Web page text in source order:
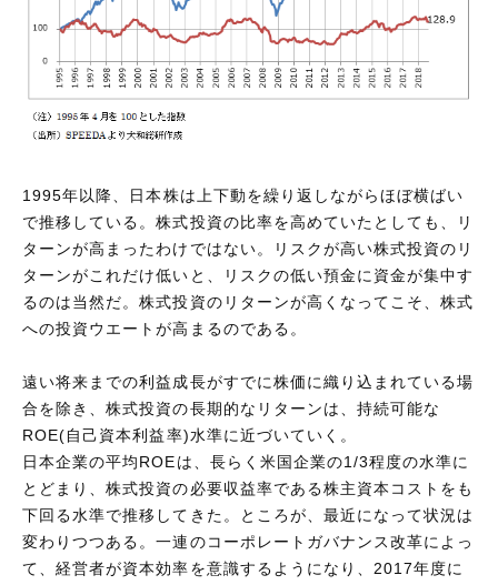
1995年以降、日本株は上下動を繰り返しながらほぼ横ばい
で推移している。株式投資の比率を高めていたとしても、リ
ターンが高まったわけではない。リスクが高い株式投資のリ
ターンがこれだけ低いと、リスクの低い預金に資金が集中す
るのは当然だ。株式投資のリターンが高くなってこそ、株式
への投資ウエートが高まるのである。
遠い将来までの利益成長がすでに株価に織り込まれている場
合を除き、株式投資の長期的なリターンは、持続可能な
ROE(自己資本利益率)水準に近づいていく。
日本企業の平均ROEは、長らく米国企業の1/3程度の水準に
とどまり、株式投資の必要収益率である株主資本コストをも
下回る水準で推移してきた。ところが、最近になって状況は
変わりつつある。一連のコーポレートガバナンス改革によっ
て、経営者が資本効率を意識するようになり、2017年度に